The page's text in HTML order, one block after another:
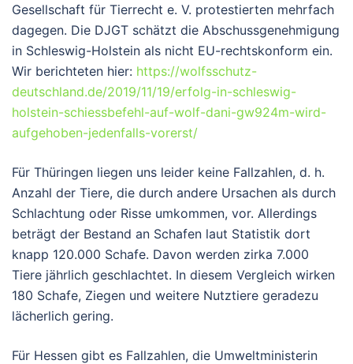
Gesellschaft für Tierrecht e. V. protestierten mehrfach
dagegen. Die DJGT schätzt die Abschussgenehmigung
in Schleswig-Holstein als nicht EU-rechtskonform ein.
Wir berichteten hier: https://wolfsschutz-
deutschland.de/2019/11/19/erfolg-in-schleswig-
holstein-schiessbefehl-auf-wolf-dani-gw924m-wird-
aufgehoben-jedenfalls-vorerst/
Für Thüringen liegen uns leider keine Fallzahlen, d. h.
Anzahl der Tiere, die durch andere Ursachen als durch
Schlachtung oder Risse umkommen, vor. Allerdings
beträgt der Bestand an Schafen laut Statistik dort
knapp 120.000 Schafe. Davon werden zirka 7.000
Tiere jährlich geschlachtet. In diesem Vergleich wirken
180 Schafe, Ziegen und weitere Nutztiere geradezu
lächerlich gering.
Für Hessen gibt es Fallzahlen, die Umweltministerin